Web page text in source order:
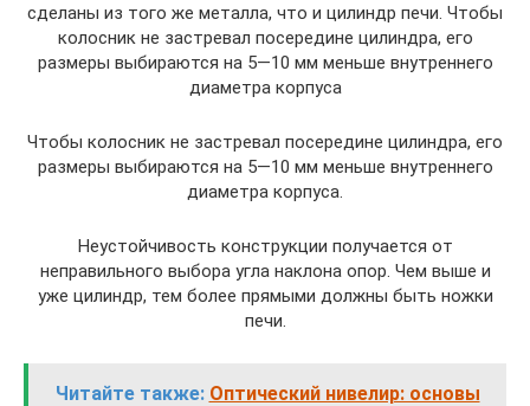
сделаны из того же металла, что и цилиндр печи. Чтобы
колосник не застревал посередине цилиндра, его
размеры выбираются на 5—10 мм меньше внутреннего
диаметра корпуса
Чтобы колосник не застревал посередине цилиндра, его
размеры выбираются на 5—10 мм меньше внутреннего
диаметра корпуса.
Неустойчивость конструкции получается от
неправильного выбора угла наклона опор. Чем выше и
уже цилиндр, тем более прямыми должны быть ножки
печи.
Читайте также: Оптический нивелир: основы